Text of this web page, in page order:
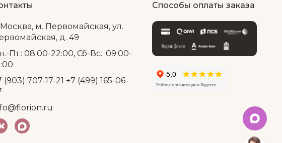
Москва, м. Первомайская, ул.
д. 49
Пт.: 08:00-22:00, Сб-Вс.: 09:00-
(903) 707-17-21 +7 (499) 165-06-
Способы оплаты заказа